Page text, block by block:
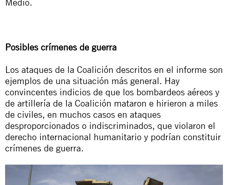
Posibles crímenes de guerra
Los ataques de la Coalición descritos en el informe son
ejemplos de una situación más general. Hay
convincentes indicios de que los bombardeos aéreos y
de artillería de la Coalición mataron e hirieron a miles
de civiles, en muchos casos en ataques
desproporcionados o indiscriminados, que violaron el
derecho internacional humanitario y podrían constituir
crímenes de guerra.